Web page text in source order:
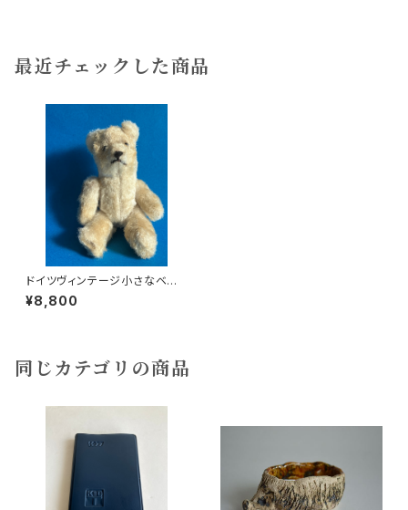
最近チェックした商品
ドイツヴィンテージ小さなベア2
7a
¥8,800
同じカテゴリの商品